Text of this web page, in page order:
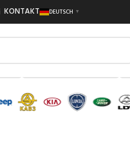
KONTAKT DEUTSCH ▼